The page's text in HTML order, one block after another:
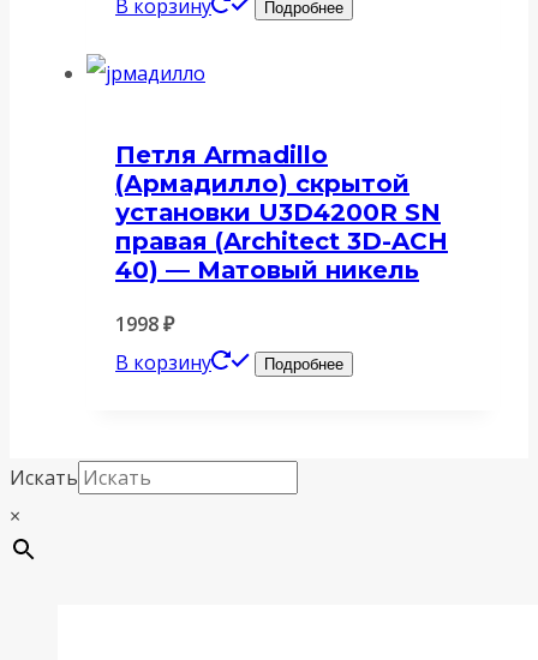
В корзину
Подробнее
Петля Armadillo
(Армадилло) скрытой
установки U3D4200R SN
правая (Architect 3D-ACH
40) — Матовый никель
1998₽
В корзину
Подробнее
Искать
×